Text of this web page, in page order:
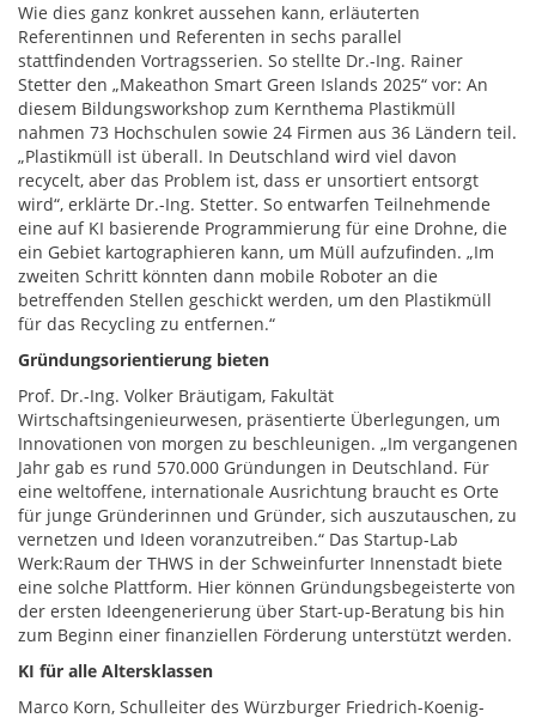
Wie dies ganz konkret aussehen kann, erläuterten
Referentinnen und Referenten in sechs parallel
stattfindenden Vortragsserien. So stellte Dr.-Ing. Rainer
Stetter den „Makeathon Smart Green Islands 2025“ vor: An
diesem Bildungsworkshop zum Kernthema Plastikmüll
nahmen 73 Hochschulen sowie 24 Firmen aus 36 Ländern teil.
„Plastikmüll ist überall. In Deutschland wird viel davon
recycelt, aber das Problem ist, dass er unsortiert entsorgt
wird“, erklärte Dr.-Ing. Stetter. So entwarfen Teilnehmende
eine auf KI basierende Programmierung für eine Drohne, die
ein Gebiet kartographieren kann, um Müll aufzufinden. „Im
zweiten Schritt könnten dann mobile Roboter an die
betreffenden Stellen geschickt werden, um den Plastikmüll
für das Recycling zu entfernen.“
Gründungsorientierung bieten
Prof. Dr.-Ing. Volker Bräutigam, Fakultät
Wirtschaftsingenieurwesen, präsentierte Überlegungen, um
Innovationen von morgen zu beschleunigen. „Im vergangenen
Jahr gab es rund 570.000 Gründungen in Deutschland. Für
eine weltoffene, internationale Ausrichtung braucht es Orte
für junge Gründerinnen und Gründer, sich auszutauschen, zu
vernetzen und Ideen voranzutreiben.“ Das Startup-Lab
Werk:Raum der THWS in der Schweinfurter Innenstadt biete
eine solche Plattform. Hier können Gründungsbegeisterte von
der ersten Ideengenerierung über Start-up-Beratung bis hin
zum Beginn einer finanziellen Förderung unterstützt werden.
KI für alle Altersklassen
Marco Korn, Schulleiter des Würzburger Friedrich-Koenig-